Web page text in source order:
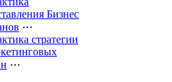
Бизнес
⋯
стратегии
⋯